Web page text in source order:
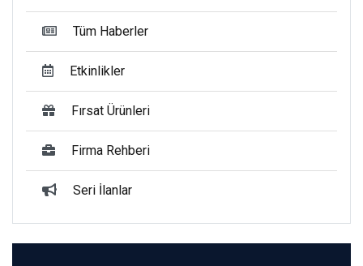
Tüm Haberler
Etkinlikler
Fırsat Ürünleri
Firma Rehberi
Seri İlanlar